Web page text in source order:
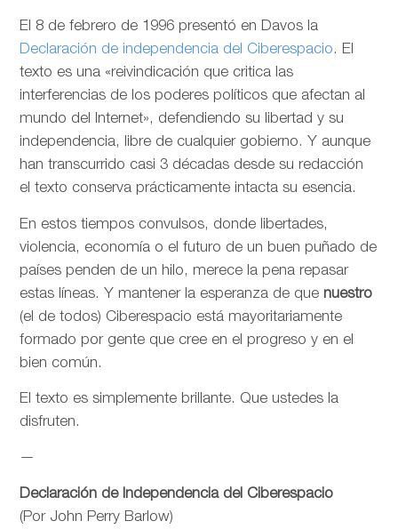
El 8 de febrero de 1996 presentó en Davos la
Declaración de independencia del Ciberespacio. El
texto es una «reivindicación que critica las
interferencias de los poderes políticos que afectan al
mundo del Internet», defendiendo su libertad y su
independencia, libre de cualquier gobierno. Y aunque
han transcurrido casi 3 décadas desde su redacción
el texto conserva prácticamente intacta su esencia.
En estos tiempos convulsos, donde libertades,
violencia, economía o el futuro de un buen puñado de
países penden de un hilo, merece la pena repasar
estas líneas. Y mantener la esperanza de que nuestro
(el de todos) Ciberespacio está mayoritariamente
formado por gente que cree en el progreso y en el
bien común.
El texto es simplemente brillante. Que ustedes la
disfruten.
—
Declaración de Independencia del Ciberespacio
(Por John Perry Barlow)